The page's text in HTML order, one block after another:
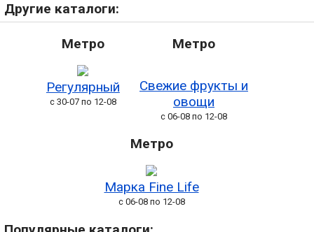
Другие каталоги:
Метро
Регулярный
с 30-07 по 12-08
Метро
Свежие фрукты и
овощи
с 06-08 по 12-08
Метро
Марка Fine Life
с 06-08 по 12-08